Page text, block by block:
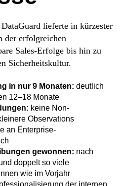
lieferte in kürzester
der erfolgreichen
Sales-Erfolge bis hin zu
Sicherheitskultur.
in nur 9 Monaten: deutlich
12–18 Monate
keine Non-
Observations
an Enterprise-
gewonnen: nach
doppelt so viele
wie im Vorjahr
der internen